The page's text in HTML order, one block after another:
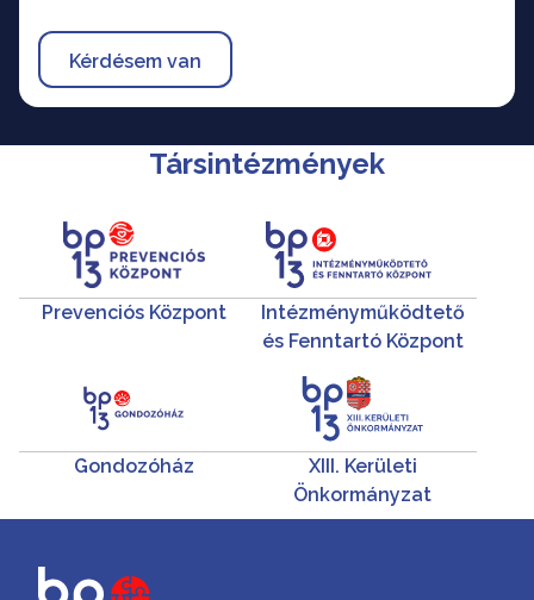
Kérdésem van
Társintézmények
Prevenciós Központ
Intézményműködtető
és Fenntartó Központ
Gondozóház
XIII. Kerületi
Önkormányzat